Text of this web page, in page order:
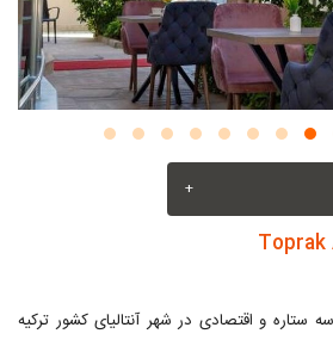
+
ستاره و اقتصادی در شهر آنتالیای کشور ترکیه